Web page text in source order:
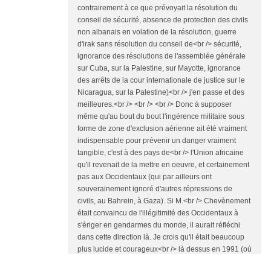
contrairement à ce que prévoyait la résolution du
conseil de sécurité, absence de protection des civils
non albanais en volation de la résolution, guerre
d'irak sans résolution du conseil de<br /> sécurité,
ignorance des résolutions de l'assemblée générale
sur Cuba, sur la Palestine, sur Mayotte, ignorance
des arrêts de la cour internationale de justice sur le
Nicaragua, sur la Palestine)<br /> j'en passe et des
meilleures.<br /> <br /> <br /> Donc à supposer
même qu'au bout du bout l'ingérence militaire sous
forme de zone d'exclusion aérienne ait été vraiment
indispensable pour prévenir un danger vraiment
tangible, c'est à des pays de<br /> l'Union africaine
qu'il revenait de la mettre en oeuvre, et certainement
pas aux Occidentaux (qui par ailleurs ont
souverainement ignoré d'autres répressions de
civils, au Bahrein, à Gaza). Si M.<br /> Chevènement
était convaincu de l'illégitimité des Occidentaux à
s'ériger en gendarmes du monde, il aurait réfléchi
dans cette direction là. Je crois qu'il était beaucoup
plus lucide et courageux<br /> là dessus en 1991 (où